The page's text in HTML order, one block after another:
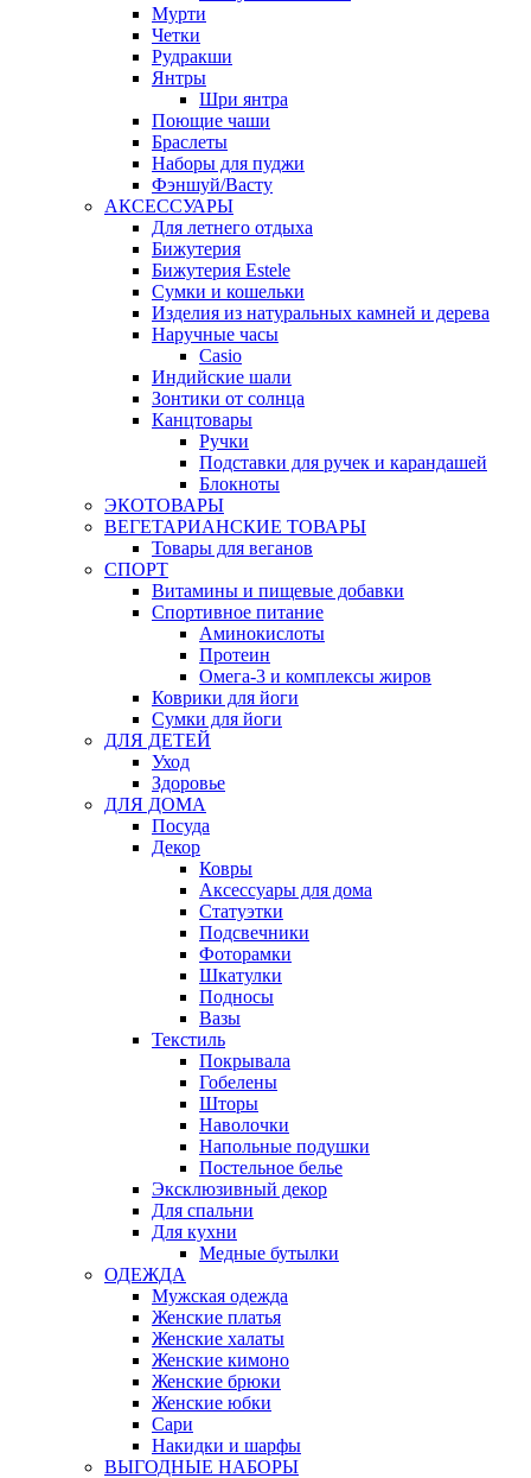
Мурти
Четки
Рудракши
Янтры
Шри янтра
Поющие чаши
Браслеты
Наборы для пуджи
Фэншуй/Васту
АКСЕССУАРЫ
Для летнего отдыха
Бижутерия
Бижутерия Estele
Сумки и кошельки
Изделия из натуральных камней и дерева
Наручные часы
Casio
Индийские шали
Зонтики от солнца
Канцтовары
Ручки
Подставки для ручек и карандашей
Блокноты
ЭКОТОВАРЫ
ВЕГЕТАРИАНСКИЕ ТОВАРЫ
Товары для веганов
СПОРТ
Витамины и пищевые добавки
Спортивное питание
Аминокислоты
Протеин
Омега-3 и комплексы жиров
Коврики для йоги
Сумки для йоги
ДЛЯ ДЕТЕЙ
Уход
Здоровье
ДЛЯ ДОМА
Посуда
Декор
Ковры
Аксессуары для дома
Статуэтки
Подсвечники
Фоторамки
Шкатулки
Подносы
Вазы
Текстиль
Покрывала
Гобелены
Шторы
Наволочки
Напольные подушки
Постельное белье
Эксклюзивный декор
Для спальни
Для кухни
Медные бутылки
ОДЕЖДА
Мужская одежда
Женские платья
Женские халаты
Женские кимоно
Женские брюки
Женские юбки
Сари
Накидки и шарфы
ВЫГОДНЫЕ НАБОРЫ